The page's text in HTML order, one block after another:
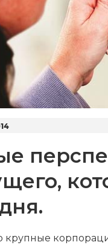
крупные